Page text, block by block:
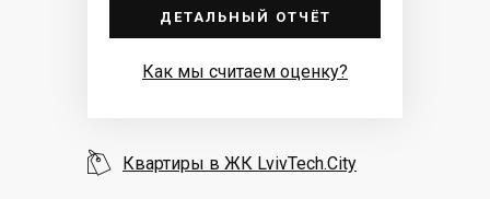
ДЕТАЛЬНЫЙ ОТЧЁТ
Как мы считаем оценку?
 Квартиры в ЖК LvivTech.City